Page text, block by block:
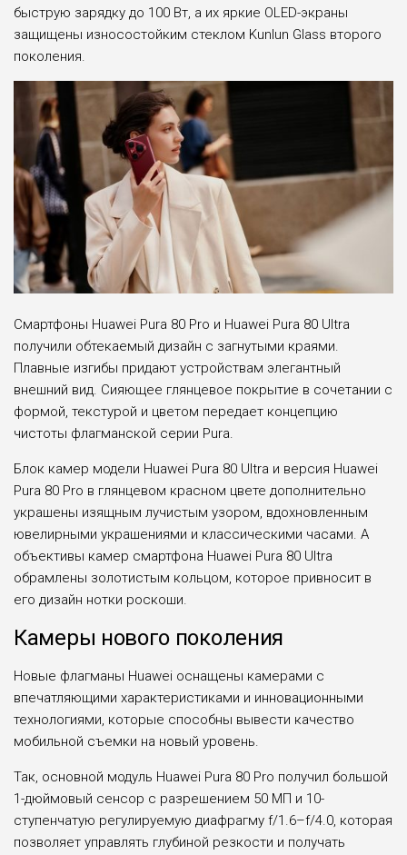
быструю зарядку до 100 Вт, а их яркие OLED-экраны
защищены износостойким стеклом Kunlun Glass второго
поколения.
Смартфоны Huawei Pura 80 Pro и Huawei Pura 80 Ultra
получили обтекаемый дизайн с загнутыми краями.
Плавные изгибы придают устройствам элегантный
внешний вид. Сияющее глянцевое покрытие в сочетании с
формой, текстурой и цветом передает концепцию
чистоты флагманской серии Pura.
Блок камер модели Huawei Pura 80 Ultra и версия Huawei
Pura 80 Pro в глянцевом красном цвете дополнительно
украшены изящным лучистым узором, вдохновленным
ювелирными украшениями и классическими часами. А
объективы камер смартфона Huawei Pura 80 Ultra
обрамлены золотистым кольцом, которое привносит в
его дизайн нотки роскоши.
Камеры нового поколения
Новые флагманы Huawei оснащены камерами с
впечатляющими характеристиками и инновационными
технологиями, которые способны вывести качество
мобильной съемки на новый уровень.
Так, основной модуль Huawei Pura 80 Pro получил большой
1-дюймовый сенсор с разрешением 50 МП и 10-
ступенчатую регулируемую диафрагму f/1.6–f/4.0, которая
позволяет управлять глубиной резкости и получать